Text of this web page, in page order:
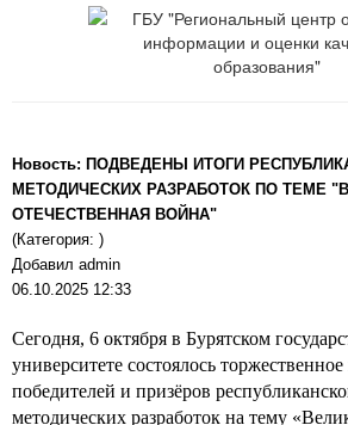
Новость: ПОДВЕДЕНЫ ИТОГИ
МЕТОДИЧЕСКИХ РАЗРАБОТОК ПО ТЕМЕ
ОТЕЧЕСТВЕННАЯ ВОЙНА"
(Категория: )
Добавил admin
06.10.2025 12:33
Сегодня, 6 октября в Бурятском
университете состоялось
победителей и призёров
методических разработок на тему